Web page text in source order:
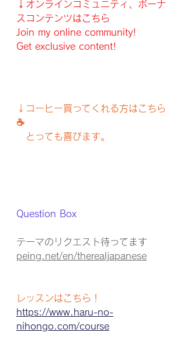
↓オンラインコミュニティ、ボーナ
スコンテンツはこちら
Join my online community!
Get exclusive content!
↓コーヒー買ってくれる方はこちら
☕️
とっても喜びます。
Question Box
テーマのリクエスト待ってます
peing.net/en/therealjapanese
レッスンはこちら！
https://www.haru-no-
nihongo.com/course